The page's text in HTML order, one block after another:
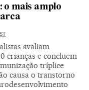
o mais amplo
avaliam
crianças e concluem
tríplice
causa o transtorno